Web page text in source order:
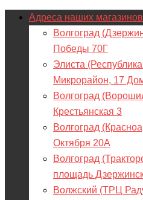
Адреса наших магазинов
Волгоград
Победы 70Г
Элиста
Микрорайон, 17
Волгоград
Крестьянская 3
Волгоград
Октября 20А
Волгоград
площадь
Волжский (ТРЦ